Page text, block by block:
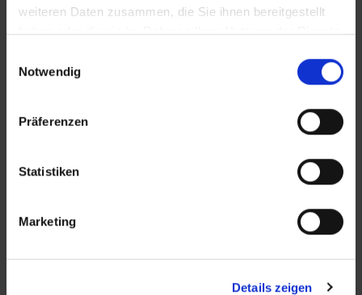
weiteren Daten zusammen, die Sie ihnen bereitgestellt
haben oder die sie im Rahmen Ihrer Nutzung der Dienste
Notwendig
Präferenzen
Statistiken
Marketing
Details zeigen
KONTAKT
D-72762 Reutlingen
Tel.:07121 / 1644 - 0
Web:www.zicklerimmobilien.de